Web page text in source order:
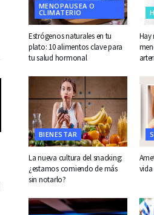
MENOPAUSEA O
CLIMATERIO
Estrógenos naturales en tu
plato: 10 alimentos clave para
tu salud hormonal
Hay
BIENESTAR
La nueva cultura del snacking:
¿estamos comiendo de más
sin notarlo?
vida